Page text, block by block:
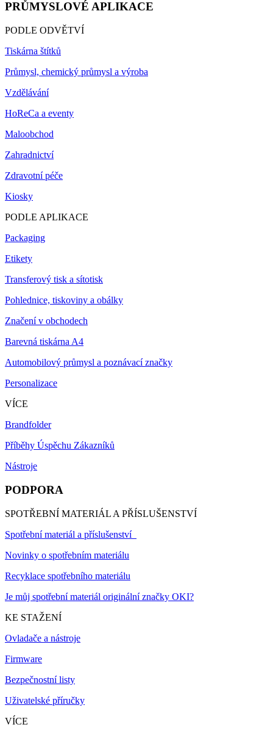
PRŮMYSLOVÉ APLIKACE
PODLE ODVĚTVÍ
Tiskárna štítků
Průmysl, chemický průmysl a výroba
Vzdělávání
HoReCa a eventy
Maloobchod
Zahradnictví
Zdravotní péče
Kiosky
PODLE APLIKACE
Packaging
Etikety
Transferový tisk a sítotisk
Pohlednice, tiskoviny a obálky
Značení v obchodech
Barevná tiskárna A4
Automobilový průmysl a poznávací značky
Personalizace
VÍCE
Brandfolder
Příběhy Úspěchu Zákazníků
Nástroje
PODPORA
SPOTŘEBNÍ MATERIÁL A PŘÍSLUŠENSTVÍ
Spotřební materiál a příslušenství
Novinky o spotřebním materiálu
Recyklace spotřebního materiálu
Je můj spotřební materiál originální značky OKI?
KE STAŽENÍ
Ovladače a nástroje
Firmware
Bezpečnostní listy
Uživatelské příručky
VÍCE